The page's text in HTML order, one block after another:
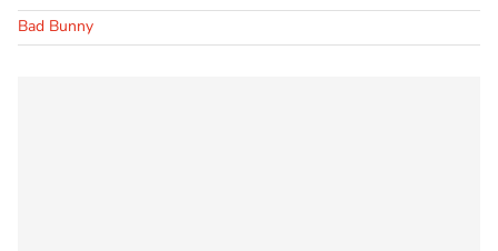
Bad Bunny